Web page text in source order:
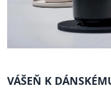
VÁŠEŇ K